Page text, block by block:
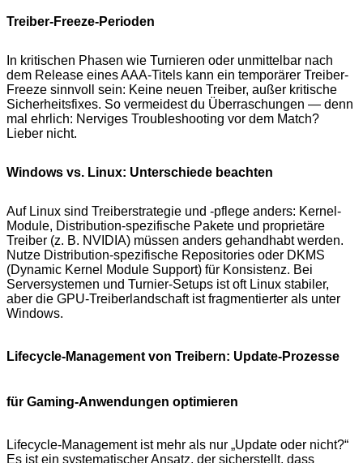
Treiber-Freeze-Perioden
In kritischen Phasen wie Turnieren oder unmittelbar nach
dem Release eines AAA-Titels kann ein temporärer Treiber-
Freeze sinnvoll sein: Keine neuen Treiber, außer kritische
Sicherheitsfixes. So vermeidest du Überraschungen — denn
mal ehrlich: Nerviges Troubleshooting vor dem Match?
Lieber nicht.
Windows vs. Linux: Unterschiede beachten
Auf Linux sind Treiberstrategie und -pflege anders: Kernel-
Module, Distribution-spezifische Pakete und proprietäre
Treiber (z. B. NVIDIA) müssen anders gehandhabt werden.
Nutze Distribution-spezifische Repositories oder DKMS
(Dynamic Kernel Module Support) für Konsistenz. Bei
Serversystemen und Turnier-Setups ist oft Linux stabiler,
aber die GPU-Treiberlandschaft ist fragmentierter als unter
Windows.
Lifecycle-Management von Treibern: Update-Prozesse
für Gaming-Anwendungen optimieren
Lifecycle-Management ist mehr als nur „Update oder nicht?“
Es ist ein systematischer Ansatz, der sicherstellt, dass